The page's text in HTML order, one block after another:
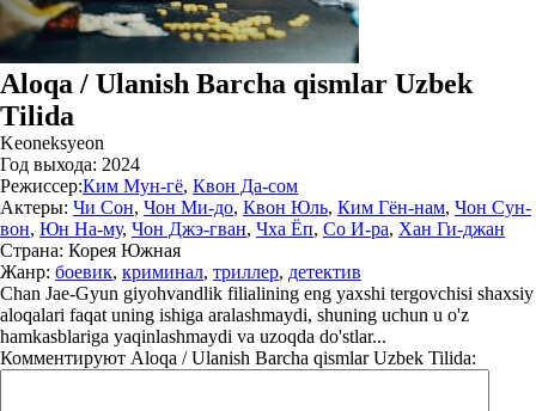
Aloqa / Ulanish Barcha qismlar Uzbek
Tilida
Keoneksyeon
Год выхода: 2024
Режиссер:Ким Мун-гё, Квон Да-сом
Актеры: Чи Сон, Чон Ми-до, Квон Юль, Ким Гён-нам, Чон Сун-
вон, Юн На-му, Чон Джэ-гван, Чха Ёп, Со И-ра, Хан Ги-джан
Страна: Корея Южная
Жанр: боевик, криминал, триллер, детектив
Chan Jae-Gyun giyohvandlik filialining eng yaxshi tergovchisi shaxsiy
aloqalari faqat uning ishiga aralashmaydi, shuning uchun u o'z
hamkasblariga yaqinlashmaydi va uzoqda do'stlar...
Комментируют Aloqa / Ulanish Barcha qismlar Uzbek Tilida: